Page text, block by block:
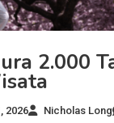
2.000
2026 Nicholas Long